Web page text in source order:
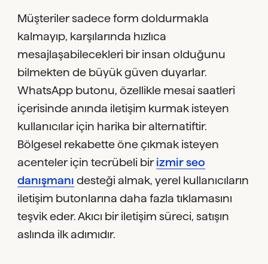
Müşteriler sadece form doldurmakla
kalmayıp, karşılarında hızlıca
mesajlaşabilecekleri bir insan olduğunu
bilmekten de büyük güven duyarlar.
WhatsApp butonu, özellikle mesai saatleri
içerisinde anında iletişim kurmak isteyen
kullanıcılar için harika bir alternatiftir.
Bölgesel rekabette öne çıkmak isteyen
acenteler için tecrübeli bir izmir seo
danışmanı desteği almak, yerel kullanıcıların
iletişim butonlarına daha fazla tıklamasını
teşvik eder. Akıcı bir iletişim süreci, satışın
aslında ilk adımıdır.